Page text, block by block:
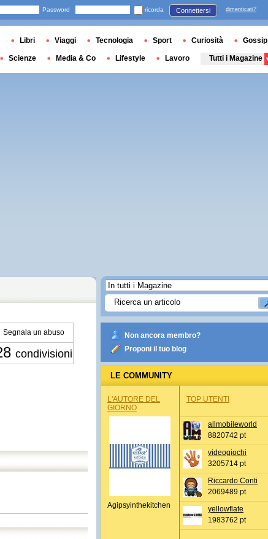
Segnala un abuso
condivisioni
Non ancora membro?
Proponi il tuo blog
LE COMMUNITY
L'AUTORE DEL
GIORNO
Agipsyinthekitchen
TOP UTENTI
allmobileworld
8820742 pt
videogiochi
3205714 pt
Riccardo Conti
2069489 pt
yellowflate
1983762 pt
Password ricorda Connettersi dimenticati?
Libri Viaggi Tecnologia Sport Curiosità Gossip
Scienze Media & Co Lifestyle Lavoro Tutti i Magazine